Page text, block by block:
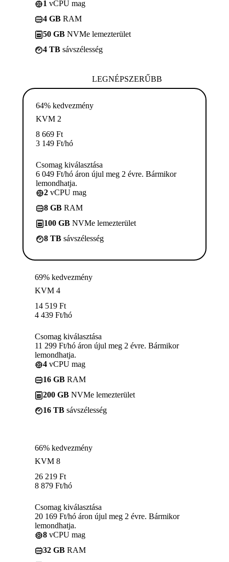
1 vCPU mag
4 GB RAM
50 GB NVMe lemezterület
4 TB sávszélesség
LEGNÉPSZERŰBB
64% kedvezmény
KVM 2
8 669 Ft
3 149 Ft/hó
Csomag kiválasztása
6 049 Ft/hó áron újul meg 2 évre. Bármikor
lemondhatja.
2 vCPU mag
8 GB RAM
100 GB NVMe lemezterület
8 TB sávszélesség
69% kedvezmény
KVM 4
14 519 Ft
4 439 Ft/hó
Csomag kiválasztása
11 299 Ft/hó áron újul meg 2 évre. Bármikor
lemondhatja.
4 vCPU mag
16 GB RAM
200 GB NVMe lemezterület
16 TB sávszélesség
66% kedvezmény
KVM 8
26 219 Ft
8 879 Ft/hó
Csomag kiválasztása
20 169 Ft/hó áron újul meg 2 évre. Bármikor
lemondhatja.
8 vCPU mag
32 GB RAM